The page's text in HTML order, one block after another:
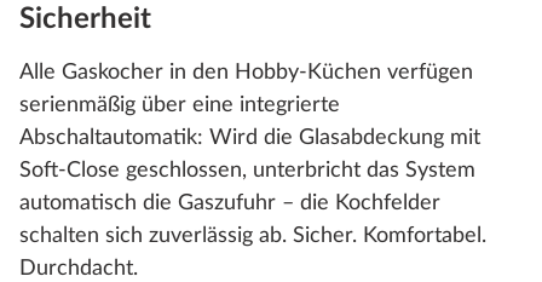
Sicherheit
Alle Gaskocher in den Hobby-Küchen verfügen
serienmäßig über eine integrierte
Abschaltautomatik: Wird die Glasabdeckung mit
Soft-Close geschlossen, unterbricht das System
automatisch die Gaszufuhr – die Kochfelder
schalten sich zuverlässig ab. Sicher. Komfortabel.
Durchdacht.